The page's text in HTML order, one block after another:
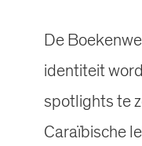
De
identiteit
spotlights te
Caraïbische